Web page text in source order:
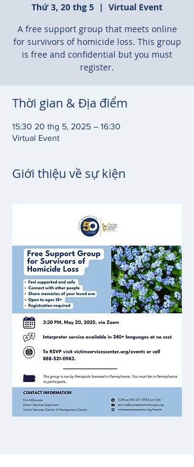
Thứ 3, 20 thg 5
  |
Virtual Event
A free support group that meets online
for survivors of homicide loss. This group
is free and confidential but you must
register.
Thời gian & Địa điểm
15:30 20 thg 5, 2025 – 16:30
Virtual Event
Giới thiệu về sự kiện